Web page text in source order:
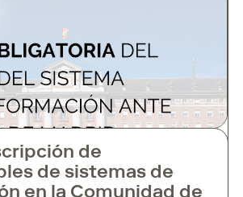
de
de sistemas de